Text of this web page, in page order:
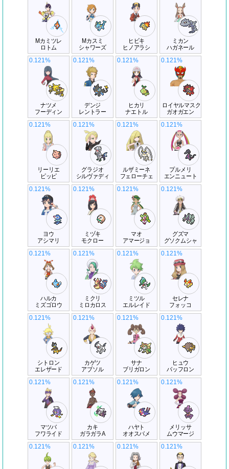
Mカミツレ
ロトム
Mカスミ
シャワーズ
ヒビキ
ヒノアラシ
ミカン
ハガネール
ナツメ
フーディン
0.121%
デンジ
レントラー
0.121%
ヒカリ
ナエトル
0.121%
ロイヤルマスク
ガオガエン
0.121%
リーリエ
ピッピ
0.121%
グラジオ
シルヴァディ
0.121%
ルザミーネ
フェローチェ
0.121%
プルメリ
エンニュート
0.121%
ヨウ
アシマリ
0.121%
ミヅキ
モクロー
0.121%
マオ
アマージョ
0.121%
グズマ
グソクムシャ
0.121%
ハルカ
ミズゴロウ
0.121%
ミクリ
ミロカロス
0.121%
ミツル
エルレイド
0.121%
セレナ
フォッコ
0.121%
シトロン
エレザード
0.121%
カゲツ
アブソル
0.121%
サナ
ブリガロン
0.121%
ヒュウ
バッフロン
0.121%
マツバ
フワライド
0.121%
カキ
ガラガラA
0.121%
ハヤト
オオスバメ
0.121%
メリッサ
ムウマージ
0.121%
0.121% 0.121% 0.121% 0.121%